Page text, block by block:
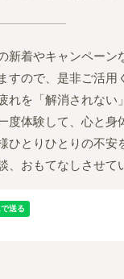
新着やキャンペーン
すので、是非ご活用
れを「解消されない
度体験して、心と身
ひとりひとりの不安
、おもてなしさせて